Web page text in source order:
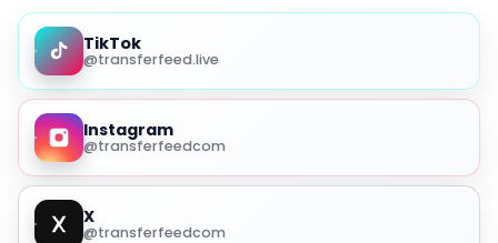
TikTok
@transferfeed.live
Instagram
@transferfeedcom
X
@transferfeedcom